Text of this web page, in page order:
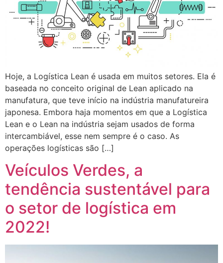
Hoje, a Logística Lean é usada em muitos setores. Ela é
baseada no conceito original de Lean aplicado na
manufatura, que teve início na indústria manufatureira
japonesa. Embora haja momentos em que a Logística
Lean e o Lean na indústria sejam usados de forma
intercambiável, esse nem sempre é o caso. As
operações logísticas são […]
Veículos Verdes, a
tendência sustentável para
o setor de logística em
2022!